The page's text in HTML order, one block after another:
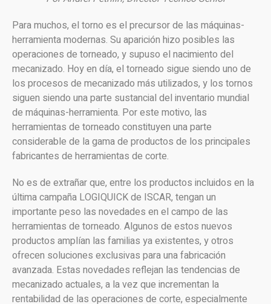
Para muchos, el torno es el precursor de las máquinas-
herramienta modernas. Su aparición hizo posibles las
operaciones de torneado, y supuso el nacimiento del
mecanizado. Hoy en día, el torneado sigue siendo uno de
los procesos de mecanizado más utilizados, y los tornos
siguen siendo una parte sustancial del inventario mundial
de máquinas-herramienta. Por este motivo, las
herramientas de torneado constituyen una parte
considerable de la gama de productos de los principales
fabricantes de herramientas de corte.
No es de extrañar que, entre los productos incluidos en la
última campaña LOGIQUICK de ISCAR, tengan un
importante peso las novedades en el campo de las
herramientas de torneado. Algunos de estos nuevos
productos amplían las familias ya existentes, y otros
ofrecen soluciones exclusivas para una fabricación
avanzada. Estas novedades reflejan las tendencias de
mecanizado actuales, a la vez que incrementan la
rentabilidad de las operaciones de corte, especialmente